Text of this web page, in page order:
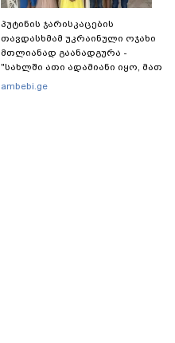
პუტინის ჯარისკაცების
თავდასხმამ უკრაინული ოჯახი
მთლიანად გაანადგურა -
"სახლში ათი ადამიანი იყო, მათ
შორის ბავშვები..."
ambebi.ge